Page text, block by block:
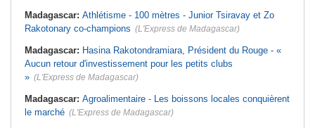
Madagascar: Athlétisme - 100 mètres - Junior Tsiravay et Zo
Rakotonary co-champions (L'Express de Madagascar)
Madagascar: Hasina Rakotondramiara, Président du Rouge - «
Aucun retour d'investissement pour les petits clubs
» (L'Express de Madagascar)
Madagascar: Agroalimentaire - Les boissons locales conquièrent
le marché (L'Express de Madagascar)